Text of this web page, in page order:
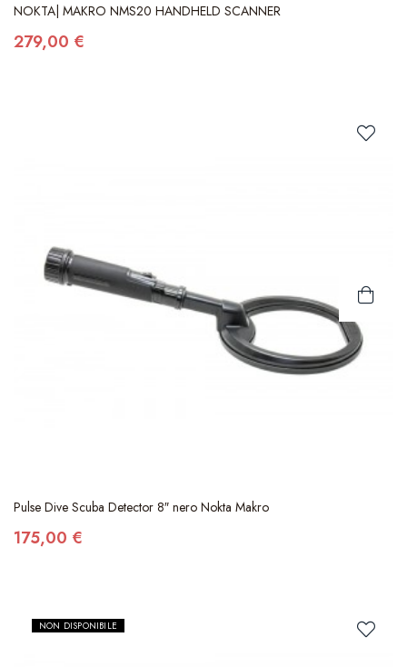
NOKTA| MAKRO NMS20 HANDHELD SCANNER
279,00 €
Pulse Dive Scuba Detector 8″ nero Nokta Makro
175,00 €
NON DISPONIBILE